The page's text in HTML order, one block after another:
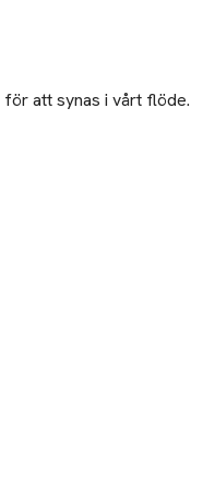
för att synas i vårt flöde.